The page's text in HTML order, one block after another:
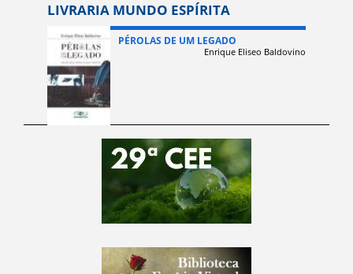
LIVRARIA MUNDO ESPÍRITA
PÉROLAS DE UM LEGADO
Enrique Eliseo Baldovino